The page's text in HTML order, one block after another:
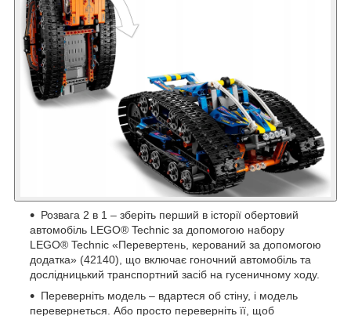
Розвага 2 в 1 – зберіть перший в історії обертовий
автомобіль LEGO® Technic за допомогою набору
LEGO® Technic «Перевертень, керований за допомогою
додатка» (42140), що включає гоночний автомобіль та
дослідницький транспортний засіб на гусеничному ходу.
Переверніть модель – вдартеся об стіну, і модель
перевернеться. Або просто переверніть її, щоб